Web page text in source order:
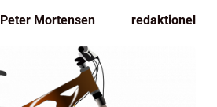
Peter Mortensen redaktionel